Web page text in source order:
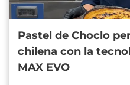
Pastel de Choclo
chilena con la
MAX EVO